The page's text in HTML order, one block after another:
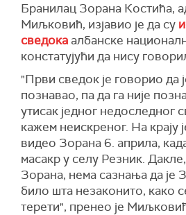
Бранилац Зорана Костића,
Миљковић, изјавио је да су
сведока албанске
констатујући да нису
"Први сведок је говорио да
познавао, па да га није
утисак једног недоследног
кажем неискреног. На крају
видео Зорана 6. априла,
масакр у селу Резник.
Зорана, нема сазнања да је
било шта незаконито, како
терети", пренео је